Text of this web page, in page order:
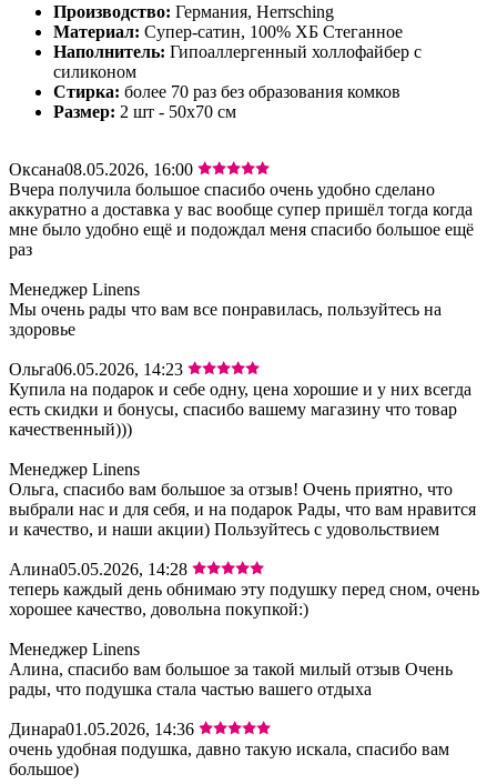
Производство: Германия, Herrsching
Материал: Супер-сатин, 100% ХБ Стеганное
Наполнитель: Гипоаллергенный холлофайбер с
силиконом
Стирка: более 70 раз без образования комков
Размер: 2 шт - 50х70 см
Оксана08.05.2026, 16:00
Вчера получила большое спасибо очень удобно сделано
аккуратно а доставка у вас вообще супер пришёл тогда когда
мне было удобно ещё и подождал меня спасибо большое ещё
раз
Менеджер Linens
Мы очень рады что вам все понравилась, пользуйтесь на
здоровье
Ольга06.05.2026, 14:23
Купила на подарок и себе одну, цена хорошие и у них всегда
есть скидки и бонусы, спасибо вашему магазину что товар
качественный)))
Менеджер Linens
Ольга, спасибо вам большое за отзыв! Очень приятно, что
выбрали нас и для себя, и на подарок Рады, что вам нравится
и качество, и наши акции) Пользуйтесь с удовольствием
Алина05.05.2026, 14:28
теперь каждый день обнимаю эту подушку перед сном, очень
хорошее качество, довольна покупкой:)
Менеджер Linens
Алина, спасибо вам большое за такой милый отзыв Очень
рады, что подушка стала частью вашего отдыха
Динара01.05.2026, 14:36
очень удобная подушка, давно такую искала, спасибо вам
большое)